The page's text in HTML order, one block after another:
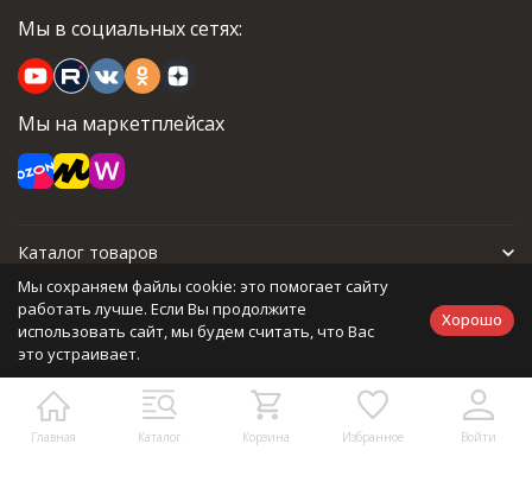
Главная Каталог Корзина Избранное Войти
Мы в социальных сетях:
Мы на маркетплейсах
Каталог товаров
Для покупателя
Политика персональных данных
Мы сохраняем файлы cookie: это помогает сайту
работать лучше. Если Вы продолжите
использовать сайт, мы будем считать, что Вас
это устраивает.
Хорошо